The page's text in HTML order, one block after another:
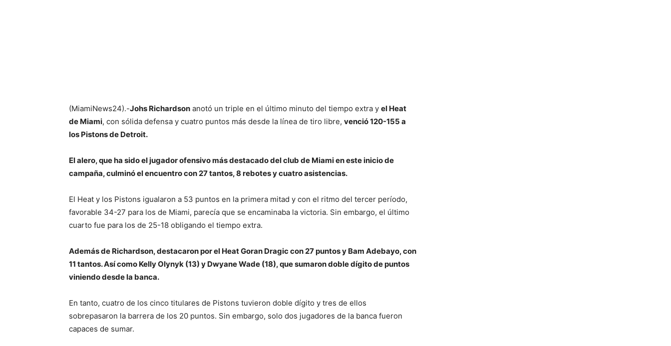
(MiamiNews24).-Johs Richardson anotó un triple en el último minuto del tiempo extra y el Heat
de Miami, con sólida defensa y cuatro puntos más desde la línea de tiro libre, venció 120-155 a
los Pistons de Detroit.
El alero, que ha sido el jugador ofensivo más destacado del club de Miami en este inicio de
campaña, culminó el encuentro con 27 tantos, 8 rebotes y cuatro asistencias.
El Heat y los Pistons igualaron a 53 puntos en la primera mitad y con el ritmo del tercer período,
favorable 34-27 para los de Miami, parecía que se encaminaba la victoria. Sin embargo, el último
cuarto fue para los de 25-18 obligando el tiempo extra.
Además de Richardson, destacaron por el Heat Goran Dragic con 27 puntos y Bam Adebayo, con
11 tantos. Así como Kelly Olynyk (13) y Dwyane Wade (18), que sumaron doble dígito de puntos
viniendo desde la banca.
En tanto, cuatro de los cinco titulares de Pistons tuvieron doble dígito y tres de ellos
sobrepasaron la barrera de los 20 puntos. Sin embargo, solo dos jugadores de la banca fueron
capaces de sumar.